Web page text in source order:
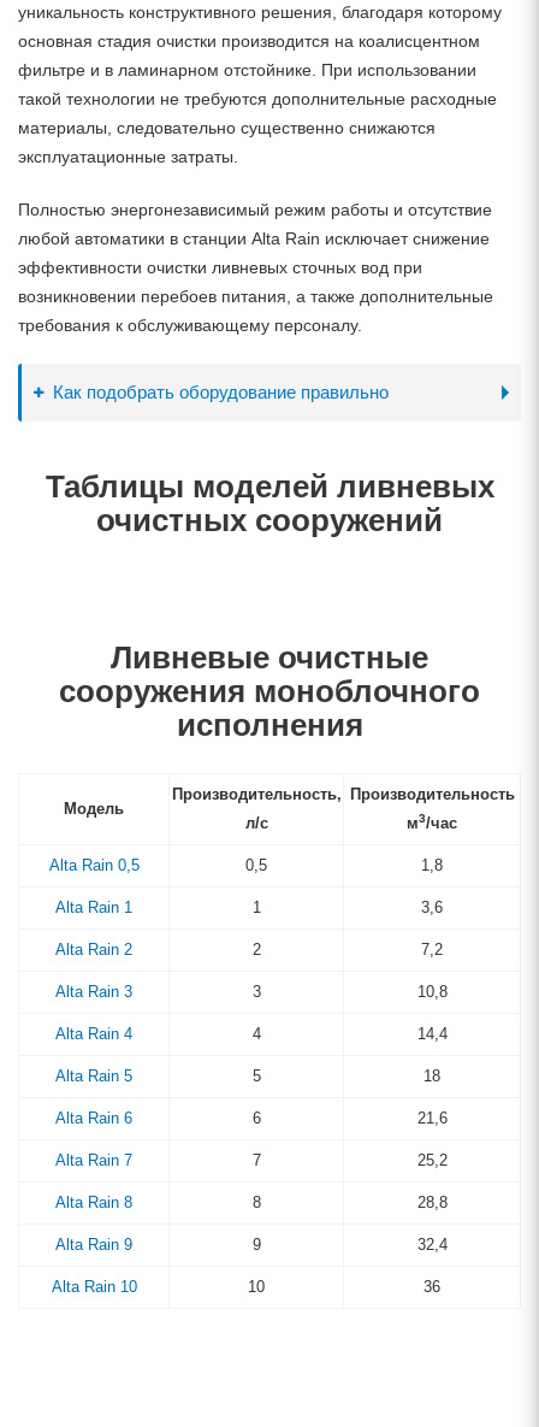
уникальность конструктивного решения, благодаря которому
основная стадия очистки производится на коалисцентном
фильтре и в ламинарном отстойнике. При использовании
такой технологии не требуются дополнительные расходные
материалы, следовательно существенно снижаются
эксплуатационные затраты.
Полностью энергонезависимый режим работы и отсутствие
любой автоматики в станции Alta Rain исключает снижение
эффективности очистки ливневых сточных вод при
возникновении перебоев питания, а также дополнительные
требования к обслуживающему персоналу.
Как подобрать оборудование правильно
Таблицы моделей ливневых
очистных сооружений
Ливневые очистные
сооружения моноблочного
исполнения
Модель
Производительность,
л/с
Производительность
м3/час
Alta Rain 0,5 0,5 1,8
Alta Rain 1 1 3,6
Alta Rain 2 2 7,2
Alta Rain 3 3 10,8
Alta Rain 4 4 14,4
Alta Rain 5 5 18
Alta Rain 6 6 21,6
Alta Rain 7 7 25,2
Alta Rain 8 8 28,8
Alta Rain 9 9 32,4
Alta Rain 10 10 36